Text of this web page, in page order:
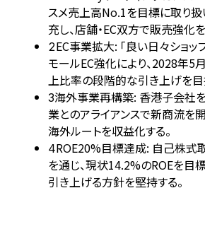
スメ売上高No.1を目標に取り扱
充し、店舗・EC双方で販売強化
2EC事業拡大: 「良い日々ショッ
モールEC強化により、2028年5
上比率の段階的な引き上げを目
3海外事業再構築: 香港子会社
業とのアライアンスで新商流を
海外ルートを収益化する。
4ROE20%目標達成: 自己株式
を通じ、現状14.2%のROEを目
引き上げる方針を堅持する。